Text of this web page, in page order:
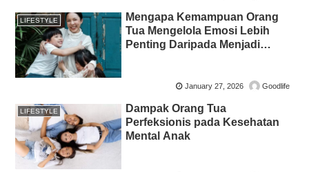
LIFESTYLE
Mengapa Kemampuan Orang
Tua Mengelola Emosi Lebih
Penting Daripada Menjadi
January 27, 2026 Goodlife
LIFESTYLE
Dampak Orang Tua
Perfeksionis pada Kesehatan
Mental Anak